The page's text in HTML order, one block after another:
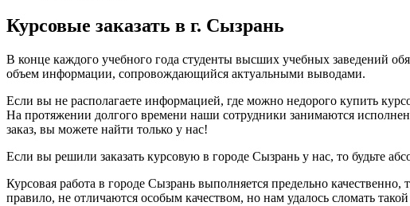
Курсовые заказать в г. Сызрань
В конце каждого учебного года студенты высших учебных заведений
объем информации, сопровождающийся актуальными выводами.
Если вы не располагаете информацией, где можно недорого купить
На протяжении долгого времени наши сотрудники занимаются
заказ, вы можете найти только у нас!
Если вы решили заказать курсовую в городе Сызрань у нас, то будьте
Курсовая работа в городе Сызрань выполняется предельно
правило, не отличаются особым качеством, но нам удалось сломать такой